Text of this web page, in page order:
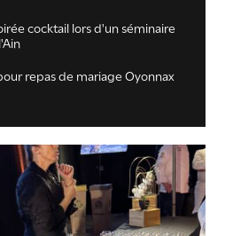
cocktail lors d'un séminaire
repas de mariage Oyonnax